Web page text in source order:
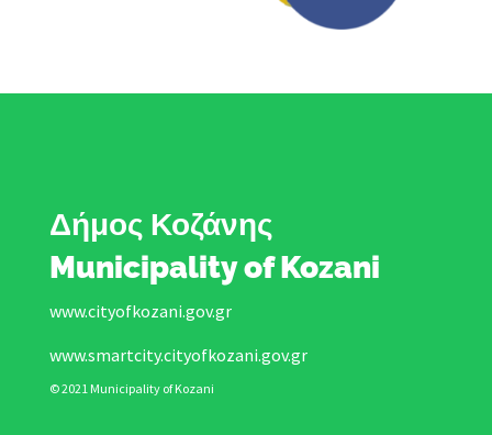
Δήμος Κοζάνης
Municipality of Kozani
www.cityofkozani.gov.gr
www.smartcity.cityofkozani.gov.gr
© 2021 Municipality of Kozani